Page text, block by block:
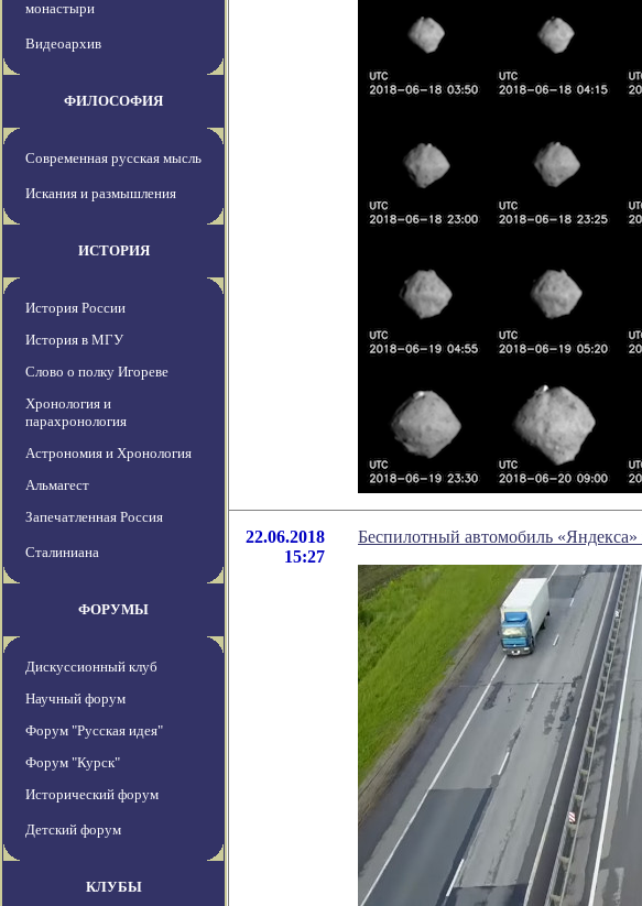
монастыри
Видеоархив
ФИЛОСОФИЯ
Современная русская мысль
Искания и размышления
ИСТОРИЯ
История России
История в МГУ
Слово о полку Игореве
Хронология и
парахронология
Астрономия и Хронология
Альмагест
Запечатленная Россия
Сталиниана
ФОРУМЫ
Дискуссионный клуб
Научный форум
Форум "Русская идея"
Форум "Курск"
Исторический форум
Детский форум
КЛУБЫ
22.06.2018
15:27
Беспилотный автомобиль